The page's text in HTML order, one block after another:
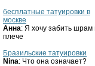
бесплатные татуировки в
москве
Анна: Я хочу забить шрам
плече
Бразильские татуировки
Nina: Что она означает?